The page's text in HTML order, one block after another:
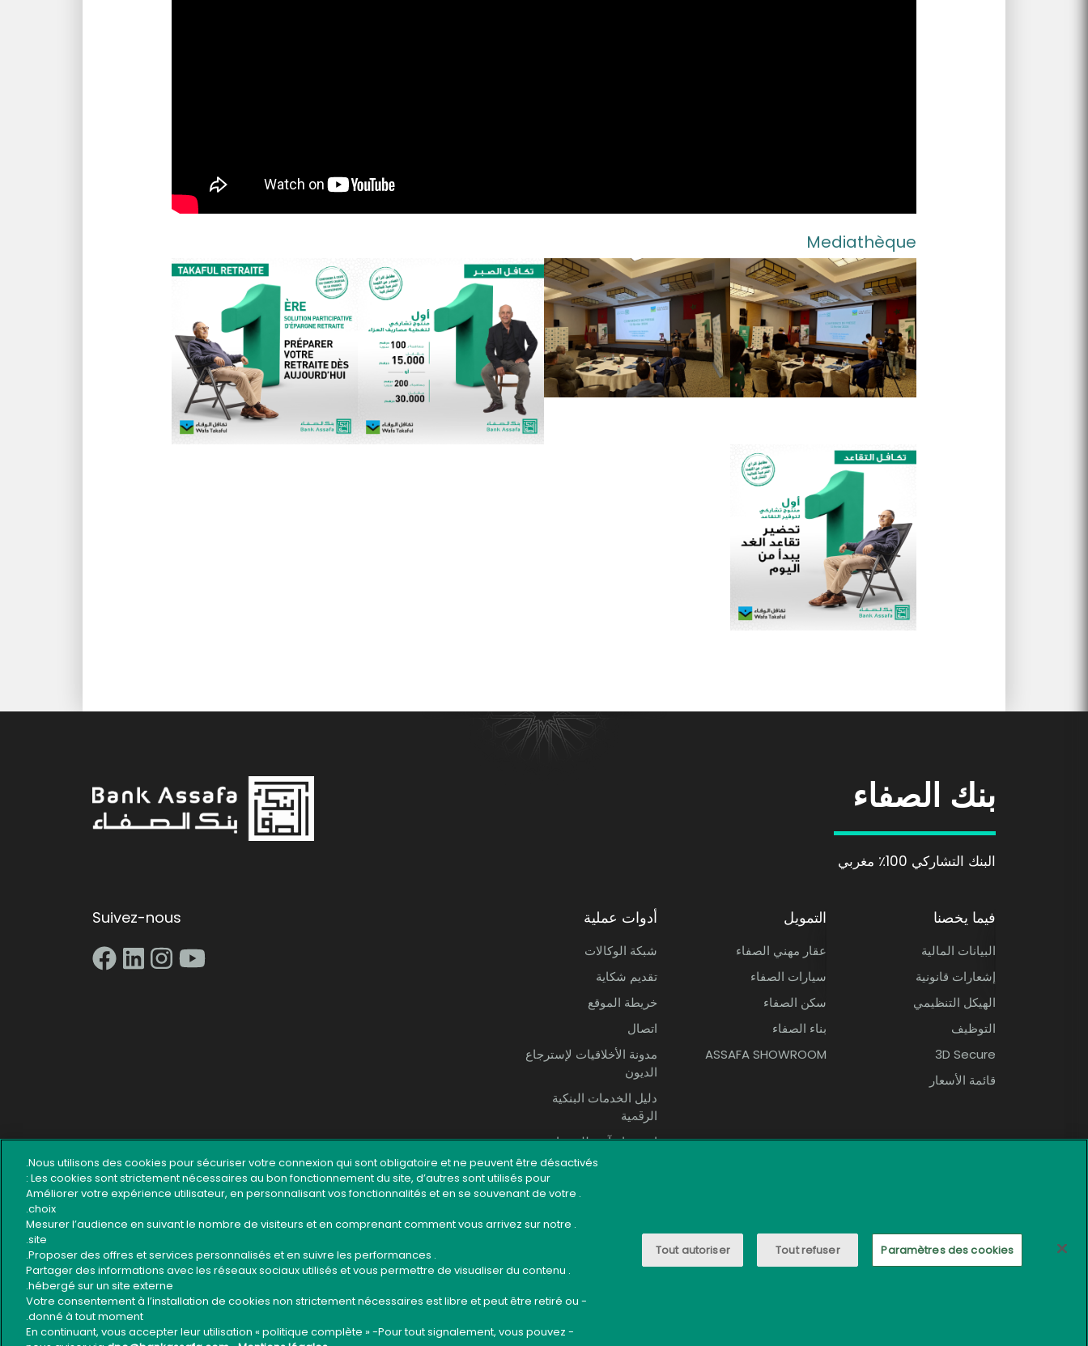
Mediathèque
بنك الصفاء
البنك التشاركي 100٪ مغربي
Bank Assafa Banque participative 100% Marocaine
فيما يخصنا
البيانات المالية
إشعارات قانونية
الهيكل التنظيمي
التوظيف
3D Secure
قائمة الأسعار
التمويل
عقار مهني الصفاء
سيارات الصفاء
سكن الصفاء
بناء الصفاء
ASSAFA SHOWROOM
أدوات عملية
شبكة الوكالات
تقديم شكاية
خريطة الموقع
اتصال
مدونة الأخلاقيات لإسترجاع
الديون
ﺩﻟﻴﻞ الخدمات ﺍﻟﺒﻨﻜﻴﺔ
ﺍﻟﺮﳃﻴﺔ
استخدام آمن للخدمات
Suivez-nous
جميع الحقوق محفوظة ©
Nous utilisons des cookies pour sécuriser votre connexion qui sont obligatoire et ne peuvent être désactivés.
Les cookies sont strictement nécessaires au bon fonctionnement du site, d’autres sont utilisés pour :
. Améliorer votre expérience utilisateur, en personnalisant vos fonctionnalités et en se souvenant de votre
choix.
. Mesurer l’audience en suivant le nombre de visiteurs et en comprenant comment vous arrivez sur notre
site.
. Proposer des offres et services personnalisés et en suivre les performances.
. Partager des informations avec les réseaux sociaux utilisés et vous permettre de visualiser du contenu
hébergé sur un site externe.
- Votre consentement à l’installation de cookies non strictement nécessaires est libre et peut être retiré ou
donné à tout moment.
- En continuant, vous accepter leur utilisation « politique complète » -Pour tout signalement, vous pouvez
Paramètres des cookies
Tout refuser
Tout autoriser